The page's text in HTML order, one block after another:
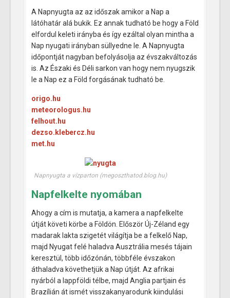
A Napnyugta az az időszak amikor a Nap a
látóhatár alá bukik. Ez annak tudható be hogy a Föld
elfordul keleti irányba és így ezáltal olyan mintha a
Nap nyugati irányban süllyedne le. A Napnyugta
időpontját nagyban befolyásolja az évszakváltozás
is. Az Északi és Déli sarkon van hogy nem nyugszik
le a Nap ez a Föld forgásának tudható be.
origo.hu
meteorologus.hu
felhout.hu
dezso.klebercz.hu
met.hu
Napnyugta a vízparton (megoszthatod.blog.hu)
Napfelkelte nyomában
Ahogy a cím is mutatja, a kamera a napfelkelte
útját követi körbe a Földön. Először Új-Zéland egy
madarak lakta szigetét világítja be a felkelő Nap,
majd Nyugat felé haladva Ausztrália mesés tájain
keresztül, több időzónán, többféle évszakon
áthaladva követhetjük a Nap útját. Az afrikai
nyárból a lappföldi télbe, majd Anglia partjain és
Brazílián át ismét visszakanyarodunk kiindulási